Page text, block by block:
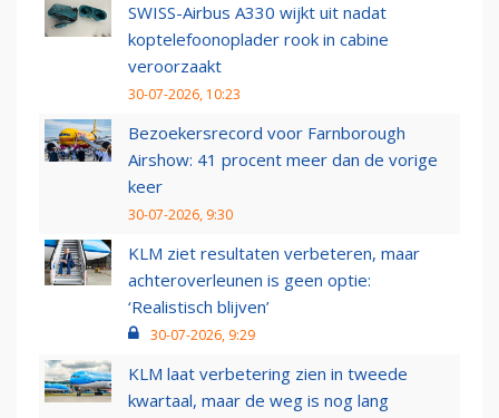
SWISS-Airbus A330 wijkt uit nadat
koptelefoonoplader rook in cabine
veroorzaakt
30-07-2026, 10:23
Bezoekersrecord voor Farnborough
Airshow: 41 procent meer dan de vorige
keer
30-07-2026, 9:30
KLM ziet resultaten verbeteren, maar
achteroverleunen is geen optie:
‘Realistisch blijven’
30-07-2026, 9:29
KLM laat verbetering zien in tweede
kwartaal, maar de weg is nog lang